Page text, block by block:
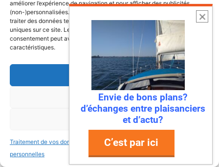
améliorer l’expérience de navigation et pour afficher des publicités
(non-)personnalisées. Consentir à ces technologies nous autorisera à
traiter des données telles que le comportement de navigation ou les ID
uniques sur ce site. Le fait de ne pas consentir ou de retirer son
consentement peut avoir un effet négatif sur certaines fonctonnalités et
caractéristiques.
Accepter
Refuser
Voir les préférences
Traitement de vos données
personnelles
Traitement de vos données
personnelles
Envie de fraicheur ? Larguez les
Imaginez : des falaises vertigineuses qui
plongent dans une mer turquoise, des ports
Envie de bons plans?
d’échanges entre plaisanciers
et d’actu?
C’est par ici